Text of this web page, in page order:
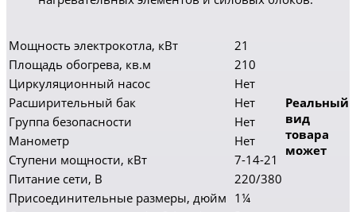
Мощность электрокотла, кВт
21
Площадь обогрева, кв.м
210
Циркуляционный насос
Нет
Расширительный бак
Нет
Группа безопасности
Нет
Манометр
Нет
Ступени мощности, кВт
7-14-21
Питание сети, В
220/380
Присоединительные размеры, дюйм 1¼
Реальный
вид
товара
может